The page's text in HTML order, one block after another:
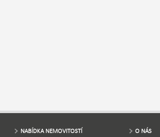
NABÍDKA NEMOVITOSTÍ O NÁS